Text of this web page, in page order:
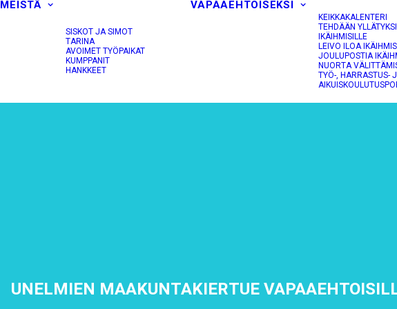
MEISTÄ
SISKOT JA SIMOT
TARINA
AVOIMET TYÖPAIKAT
KUMPPANIT
HANKKEET
VAPAAEHTOISEKSI
KEIKKAKALENTERI
TEHDÄÄN
IKÄIHMISILLE
LEIVO ILOA
JOULUPOSTIA
NUORTA
TYÖ-, HARRASTUS-
UNELMIEN MAAKUNTAKIERTUE